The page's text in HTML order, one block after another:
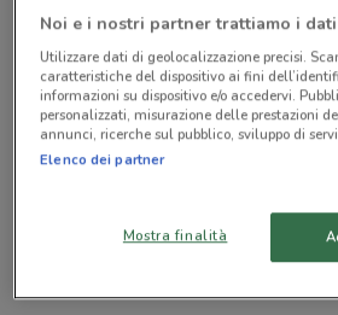
Negozi MSC Crociere a Limbiate
Via Dei Mille, 12 Limbiate
Noi e i nostri partner trattiamo i
Utilizzare dati di geolocalizzazione precisi.
caratteristiche del dispositivo ai fini
informazioni su dispositivo e/o accedervi.
personalizzati, misurazione delle prestazioni
annunci, ricerche sul pubblico, sviluppo di
Elenco dei partner
Mostra finalità